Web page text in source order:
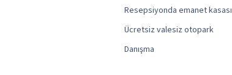
Resepsiyonda emanet kasası
Ücretsiz valesiz otopark
Danışma